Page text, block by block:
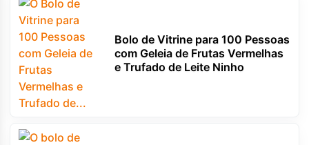
Bolo de Vitrine para 100 Pessoas
com Geleia de Frutas Vermelhas
e Trufado de Leite Ninho